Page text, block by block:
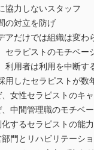
力しないスタッフ
対立を防げ
だけでは組織は変わ
ラピストのモチベー
用者は利用を中断す
したセラピストが数
女性セラピストのキ
中間管理職のモチベー
するセラピストの能
門とリハビリテーシ